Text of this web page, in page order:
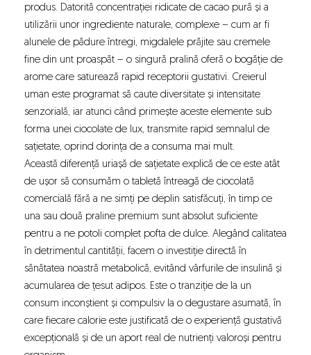
produs. Datorită concentrației ridicate de cacao pură și a
utilizării unor ingrediente naturale, complexe – cum ar fi
alunele de pădure întregi, migdalele prăjite sau cremele
fine din unt proaspăt – o singură pralină oferă o bogăție de
arome care saturează rapid receptorii gustativi. Creierul
uman este programat să caute diversitate și intensitate
senzorială, iar atunci când primește aceste elemente sub
forma unei ciocolate de lux, transmite rapid semnalul de
sațietate, oprind dorința de a consuma mai mult.
Această diferență uriașă de sațietate explică de ce este atât
de ușor să consumăm o tabletă întreagă de ciocolată
comercială fără a ne simți pe deplin satisfăcuți, în timp ce
una sau două praline premium sunt absolut suficiente
pentru a ne potoli complet pofta de dulce. Alegând calitatea
în detrimentul cantității, facem o investiție directă în
sănătatea noastră metabolică, evitând vârfurile de insulină și
acumularea de țesut adipos. Este o tranziție de la un
consum inconștient și compulsiv la o degustare asumată, în
care fiecare calorie este justificată de o experiență gustativă
excepțională și de un aport real de nutrienți valoroși pentru